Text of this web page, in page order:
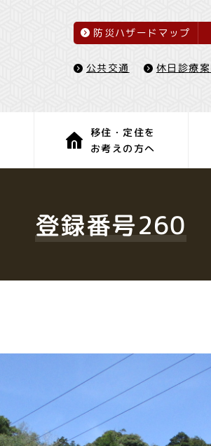
防災ハザードマップ
公共交通 休日診療
移住・定住を
お考えの方へ
登録番号260